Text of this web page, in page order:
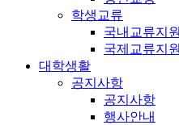
학생교류
국내교류지원
국제교류지원
대학생활
공지사항
공지사항
행사안내